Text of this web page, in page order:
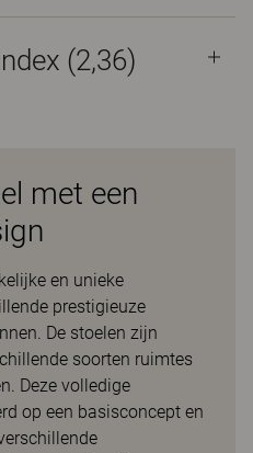
(2,36)
met een
en unieke
prestigieuze
De stoelen zijn
soorten ruimtes
Deze volledige
op een basisconcept en